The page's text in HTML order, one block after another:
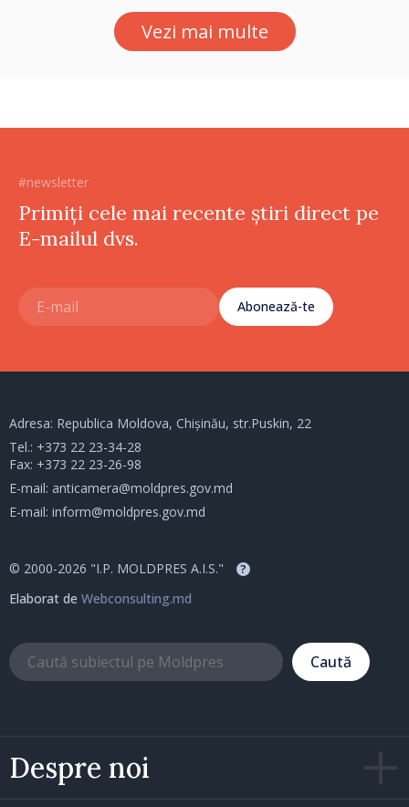
direcția corectă”
Vezi mai multe
#newsletter
Primiți cele mai recente știri direct pe
E-mailul dvs.
Abonează-te
Despre noi
Adresa: Republica Moldova, Chișinău, str.Puskin, 22
Tel.: +373 22 23-34-28
Fax: +373 22 23-26-98
E-mail: anticamera@moldpres.gov.md
E-mail: inform@moldpres.gov.md
© 2000-2026 "I.P. MOLDPRES A.I.S." ?
Elaborat de Webconsulting.md
Caută